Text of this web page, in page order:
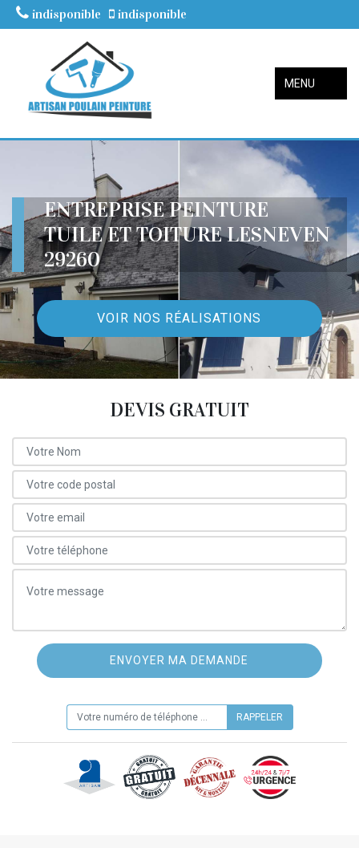
indisponible indisponible
MENU
ENTREPRISE PEINTURE
TUILE ET TOITURE LESNEVEN
29260
VOIR NOS RÉALISATIONS
DEVIS GRATUIT